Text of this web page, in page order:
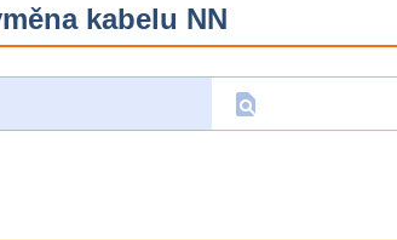
kabelu NN
find_in_page